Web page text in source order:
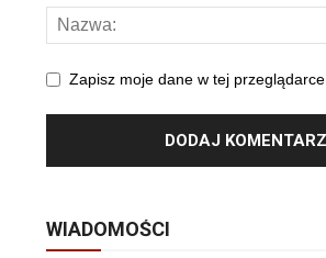
Zapisz moje dane w tej przeglądarce.
WIADOMOŚCI